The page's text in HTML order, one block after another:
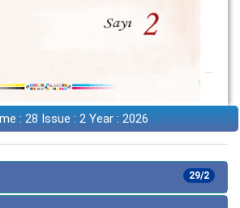
: 28 Issue : 2 Year : 2026
29/2